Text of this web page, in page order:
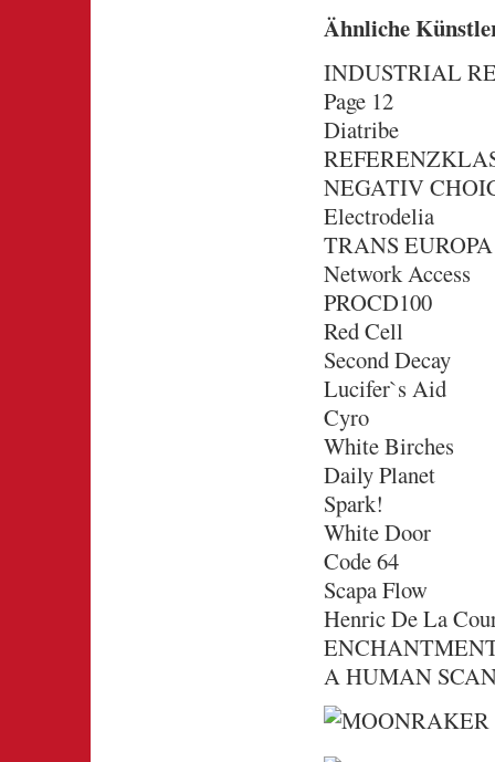
Ähnliche
INDUSTRIAL
Page 12
Diatribe
NEGATIV
Electrodelia
TRANS EUROPA
Network Access
PROCD100
Red Cell
Second Decay
Lucifer`s Aid
Cyro
White Birches
Daily Planet
Spark!
White Door
Code 64
Scapa Flow
Henric De La
A HUMAN